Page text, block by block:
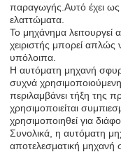
παραγωγής.Αυτό έχει
ελαττώματα.
Το μηχάνημα
χειριστής μπορεί απλώς
υπόλοιπα.
Η αυτόματη μηχανή
συχνά
περιλαμβάνει τήξη της
χρησιμοποιείται
χρησιμοποιηθεί για
Συνολικά, η αυτόματη
αποτελεσματική μηχανή